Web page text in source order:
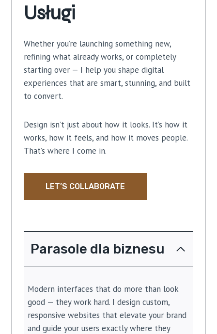
Usługi
Whether you’re launching something new,
refining what already works, or completely
starting over — I help you shape digital
experiences that are smart, stunning, and built
to convert.
Design isn’t just about how it looks. It’s how it
works, how it feels, and how it moves people.
That’s where I come in.
LET’S COLLABORATE
Parasole dla biznesu
Modern interfaces that do more than look
good — they work hard. I design custom,
responsive websites that elevate your brand
and guide your users exactly where they